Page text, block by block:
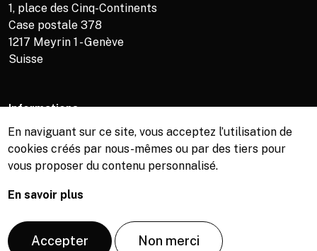
1, place des Cinq-Continents
Case postale 378
1217 Meyrin 1 - Genève
Suisse
Informations
Service de la culture +41 (0)22 989 16 69
Billetterie +41 (0)22 989 34 34
Bibliothèque +41 (0)22 989 34 74
© Copyright, Service de la culture de Meyrin, 2026
En naviguant sur ce site, vous acceptez l’utilisation de
cookies créés par nous-mêmes ou par des tiers pour
vous proposer du contenu personnalisé.
En savoir plus
Accepter Non merci